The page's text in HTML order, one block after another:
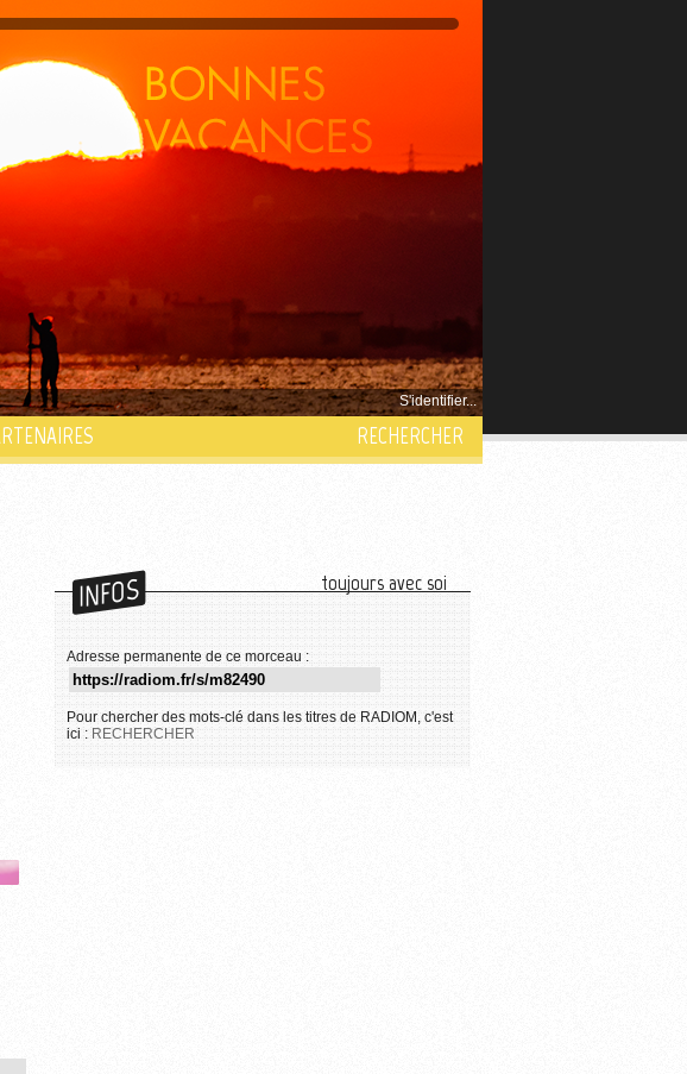
S'identifier...
RECHERCHER
INFOS toujours avec soi
Adresse permanente de ce morceau :
Pour chercher des mots-clé dans les titres de RADIOM, c'est
ici : RECHERCHER